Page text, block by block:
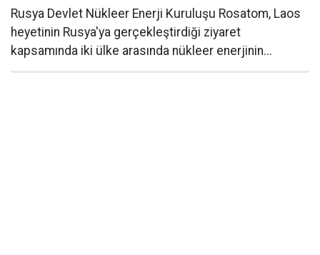
Rusya Devlet Nükleer Enerji Kuruluşu Rosatom, Laos
heyetinin Rusya'ya gerçekleştirdiği ziyaret
kapsamında iki ülke arasında nükleer enerjinin...